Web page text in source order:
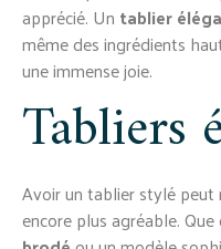
apprécié. Un tablier
même des ingrédients
une immense joie.
Tabliers
Avoir un tablier stylé peut
encore plus agréable.